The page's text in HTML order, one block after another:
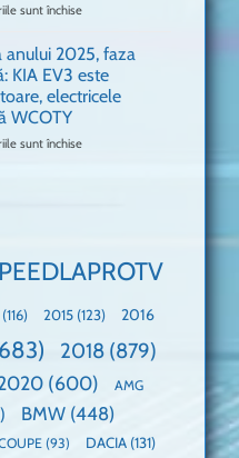
un
festival
🤭
cu
Ford
la
un
dube
sunt închise
911
GT3,
cea
mai
anului 2025, faza
KIA EV3 este
electricele
WCOTY
sunt închise
EV3
câștigătoare,
domină
(116) 2015 (123) 2016
2018 (879)
(600)
AMG
BMW (448)
(93) DACIA (131)